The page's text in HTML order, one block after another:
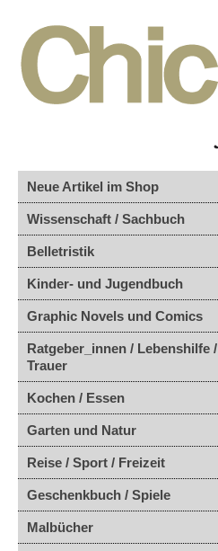
Neue Artikel im Shop
Wissenschaft / Sachbuch
Belletristik
Kinder- und Jugendbuch
Graphic Novels und Comics
Ratgeber_innen / Lebenshilfe /
Trauer
Kochen / Essen
Garten und Natur
Reise / Sport / Freizeit
Geschenkbuch / Spiele
Malbücher